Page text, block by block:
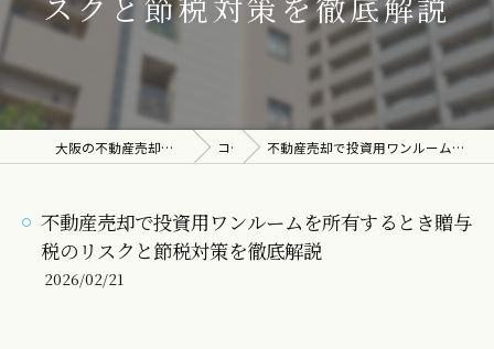
大阪の不動産売却なら投資不動産・売却相談センター コラム 不動産売却で投資用ワンルームを所有するとき贈与税のリスクと節税対策を徹底解説
不動産売却で投資用ワンルームを所有するとき贈与
税のリスクと節税対策を徹底解説
2026/02/21